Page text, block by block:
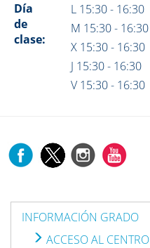
Día
de
clase:
L 15:30 - 16:30
M 15:30 - 16:30
X 15:30 - 16:30
J 15:30 - 16:30
V 15:30 - 16:30
INFORMACIÓN GRADO
ACCESO AL CENTRO